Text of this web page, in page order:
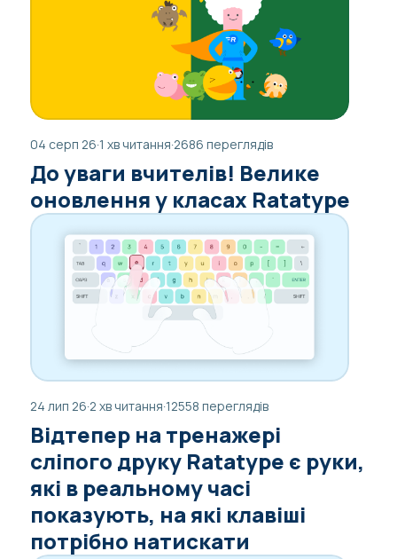
04 серп 26·1 хв читання·2686 переглядів
До уваги вчителів! Велике
оновлення у класах Ratatype
24 лип 26·2 хв читання·12558 переглядів
Відтепер на тренажері
сліпого друку Ratatype є руки,
які в реальному часі
показують, на які клавіші
потрібно натискати